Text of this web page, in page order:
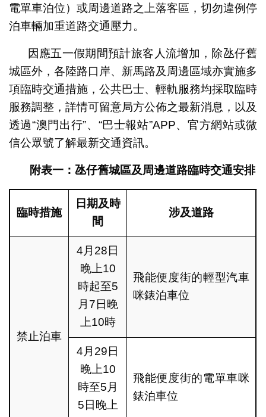
電單車泊位）或周邊道路之上落客區，切勿違例停
泊車輛加重道路交通壓力。
因應五一假期間預計旅客人流增加，除氹仔舊
城區外，各陸路口岸、新馬路及周邊區域亦實施多
項臨時交通措施，公共巴士、輕軌服務均採取臨時
服務調整，詳情可留意局方公佈之最新消息，以及
透過“澳門出行”、“巴士報站”APP、官方網站或微
信公眾號了解最新交通資訊。
附表一：氹仔舊城區及周邊道路臨時交通安排
臨時措施
日期及時
間
涉及道路
禁止泊車
4月28日
晚上10
時起至5
月7日晚
上10時
飛能便度街的輕型汽車
咪錶泊車位
4月29日
晚上10
時至5月
5日晚上
飛能便度街的電單車咪
錶泊車位